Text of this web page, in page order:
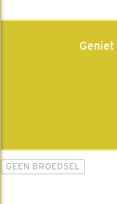
Geniet
GEEN BROEDSEL